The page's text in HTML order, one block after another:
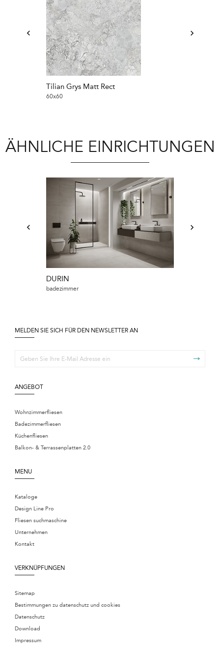
Tilian Grys Matt Rect
60x60
ÄHNLICHE EINRICHTUNGEN
DURIN
badezimmer
MELDEN SIE SICH FÜR DEN NEWSLETTER AN
ANGEBOT
Wohnzimmerfliesen
Badezimmerfliesen
Küchenfliesen
Balkon- & Terrassenplatten 2.0
MENU
Kataloge
Design Line Pro
Fliesen suchmaschine
Unternehmen
Kontakt
VERKNÜPFUNGEN
Sitemap
Bestimmungen zu datenschutz und cookies
Datenschutz
Download
Impressum